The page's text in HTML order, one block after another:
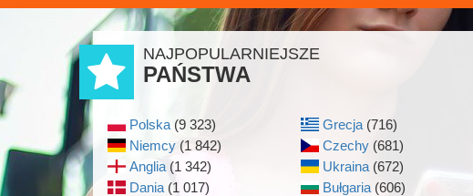
NAJPOPULARNIEJSZE
PAŃSTWA
Polska (9 323)
Niemcy (1 842)
Anglia (1 342)
Dania (1 017)
Grecja (716)
Czechy (681)
Ukraina (672)
Bułgaria (606)